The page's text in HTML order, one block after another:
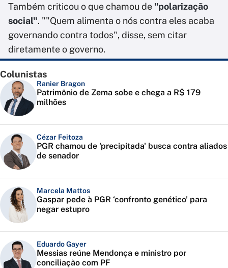
Também criticou o que chamou de "polarização
social". ""Quem alimenta o nós contra eles acaba
governando contra todos", disse, sem citar
diretamente o governo.
Colunistas
Ranier Bragon
Patrimônio de Zema sobe e chega a R$ 179
milhões
Cézar Feitoza
PGR chamou de 'precipitada' busca contra aliados
de senador
Marcela Mattos
Gaspar pede à PGR ‘confronto genético’ para
negar estupro
Eduardo Gayer
Messias reúne Mendonça e ministro por
conciliação com PF